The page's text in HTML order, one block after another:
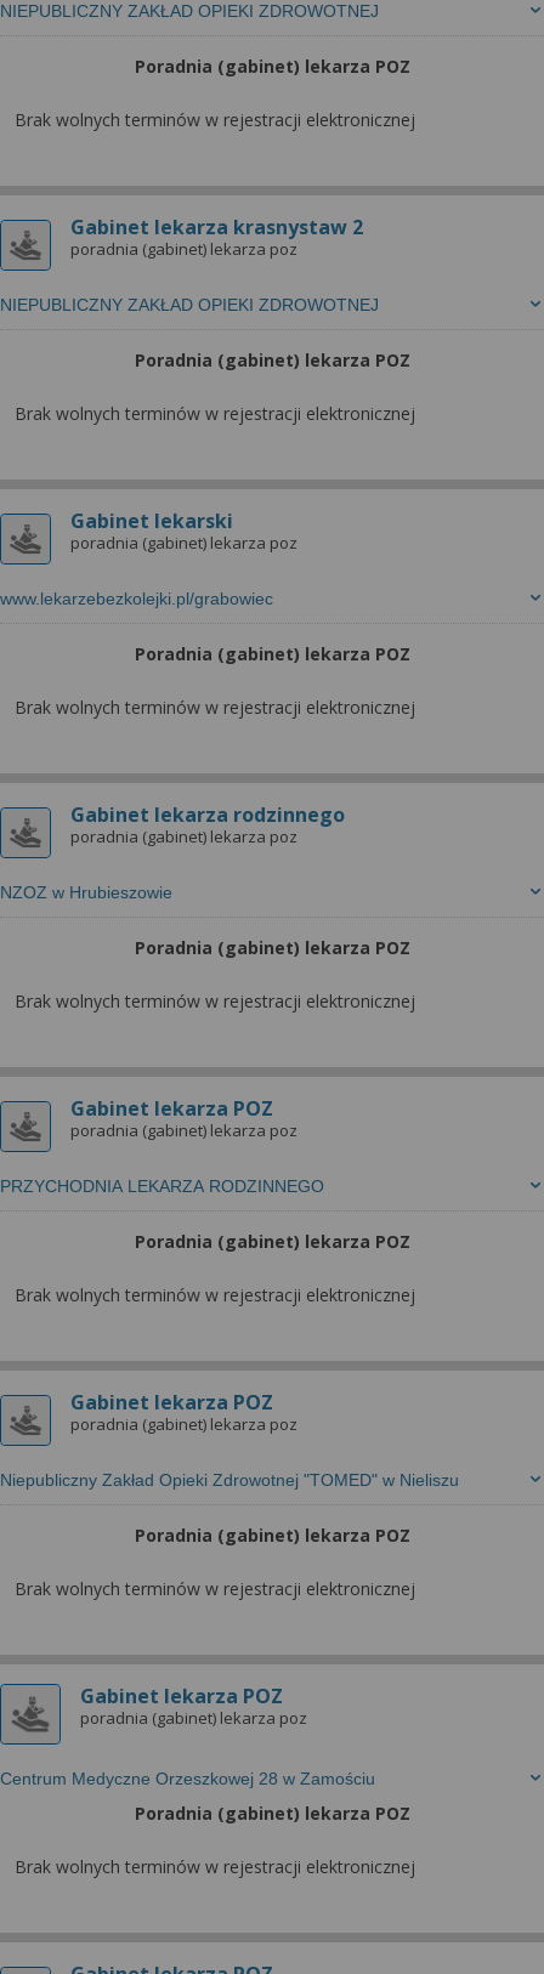
NIEPUBLICZNY ZAKŁAD OPIEKI ZDROWOTNEJ
Poradnia (gabinet) lekarza POZ
Brak wolnych terminów w rejestracji elektronicznej
Gabinet lekarza krasnystaw 2
poradnia (gabinet) lekarza poz
NIEPUBLICZNY ZAKŁAD OPIEKI ZDROWOTNEJ
Poradnia (gabinet) lekarza POZ
Brak wolnych terminów w rejestracji elektronicznej
Gabinet lekarski
poradnia (gabinet) lekarza poz
www.lekarzebezkolejki.pl/grabowiec
Poradnia (gabinet) lekarza POZ
Brak wolnych terminów w rejestracji elektronicznej
Gabinet lekarza rodzinnego
poradnia (gabinet) lekarza poz
NZOZ w Hrubieszowie
Poradnia (gabinet) lekarza POZ
Brak wolnych terminów w rejestracji elektronicznej
Gabinet lekarza POZ
poradnia (gabinet) lekarza poz
PRZYCHODNIA LEKARZA RODZINNEGO
Poradnia (gabinet) lekarza POZ
Brak wolnych terminów w rejestracji elektronicznej
Gabinet lekarza POZ
poradnia (gabinet) lekarza poz
Niepubliczny Zakład Opieki Zdrowotnej "TOMED" w Nieliszu
Poradnia (gabinet) lekarza POZ
Brak wolnych terminów w rejestracji elektronicznej
Gabinet lekarza POZ
poradnia (gabinet) lekarza poz
Centrum Medyczne Orzeszkowej 28 w Zamościu
Poradnia (gabinet) lekarza POZ
Brak wolnych terminów w rejestracji elektronicznej